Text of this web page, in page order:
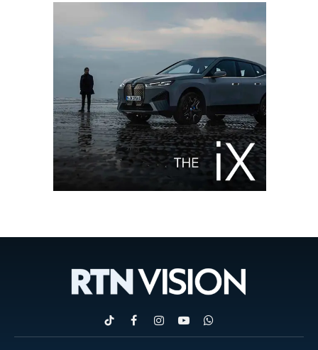
TikTokFacebookInstagram
YouTubeWhatsApp